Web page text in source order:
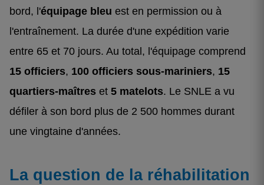
bord, l'équipage bleu est en permission ou à
l'entraînement. La durée d'une expédition varie
entre 65 et 70 jours. Au total, l'équipage comprend
15 officiers, 100 officiers sous-mariniers, 15
quartiers-maîtres et 5 matelots. Le SNLE a vu
défiler à son bord plus de 2 500 hommes durant
une vingtaine d'années.
La question de la réhabilitation